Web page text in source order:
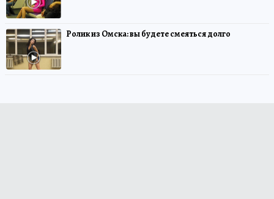
Ролик из Омска: вы будете смеяться долго